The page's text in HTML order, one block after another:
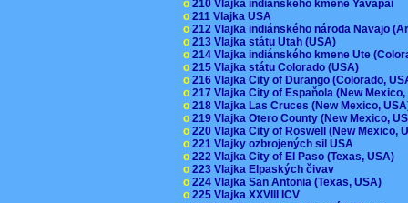
o 210 Vlajka indiánského kmene Yavapai
o 211 Vlajka USA
o 212 Vlajka indiánského národa Navajo
o 213 Vlajka státu Utah (USA)
o 214 Vlajka indiánského kmene Ute
o 215 Vlajka státu Colorado (USA)
o 216 Vlajka City of Durango (Colorado,
o 217 Vlajka City of Espaňola (New
o 218 Vlajka Las Cruces (New Mexico,
o 219 Vlajka Otero County (New Mexico,
o 220 Vlajka City of Roswell (New Mexico,
o 221 Vlajky ozbrojených sil USA
o 222 Vlajka City of El Paso (Texas, USA)
o 223 Vlajka Elpaských čivav
o 224 Vlajka San Antonia (Texas, USA)
o 225 Vlajka XXVIII ICV